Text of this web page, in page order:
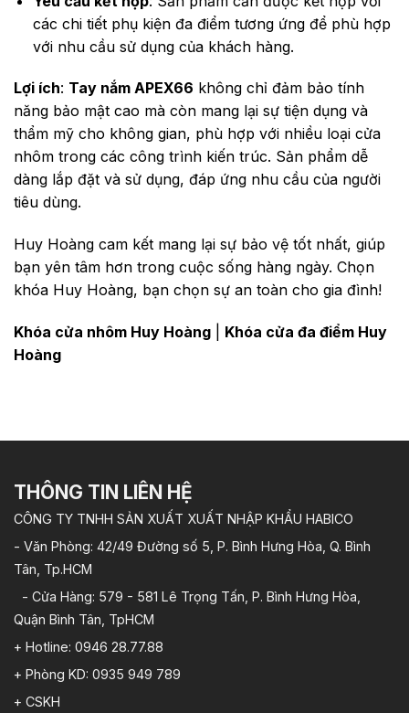
các chi tiết phụ kiện đa điểm tương ứng để phù hợp
với nhu cầu sử dụng của khách hàng.
Lợi ích: Tay nắm APEX66 không chỉ đảm bảo tính
năng bảo mật cao mà còn mang lại sự tiện dụng và
thẩm mỹ cho không gian, phù hợp với nhiều loại cửa
nhôm trong các công trình kiến trúc. Sản phẩm dễ
dàng lắp đặt và sử dụng, đáp ứng nhu cầu của người
tiêu dùng.
Huy Hoàng cam kết mang lại sự bảo vệ tốt nhất, giúp
bạn yên tâm hơn trong cuộc sống hàng ngày. Chọn
khóa Huy Hoàng, bạn chọn sự an toàn cho gia đình!
Khóa cửa nhôm Huy Hoàng
Khóa cửa đa điểm Huy
Hoàng
THÔNG TIN LIÊN HỆ
CÔNG TY TNHH SẢN XUẤT XUẤT NHẬP KHẨU HABICO
- Văn Phòng: 42/49 Đường số 5, P. Bình Hưng Hòa, Q. Bình
Tân, Tp.HCM
- Cửa Hàng: 579 - 581 Lê Trọng Tấn, P. Bình Hưng Hòa,
Quận Bình Tân, TpHCM
+ Hotline: 0946 28.77.88
+ Phòng KD: 0935 949 789
+ CSKH